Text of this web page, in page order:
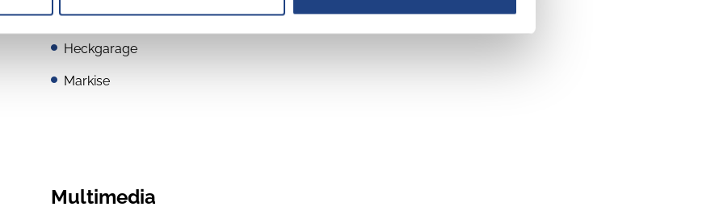
GFK-Dach
Heckgarage
Markise
Multimedia